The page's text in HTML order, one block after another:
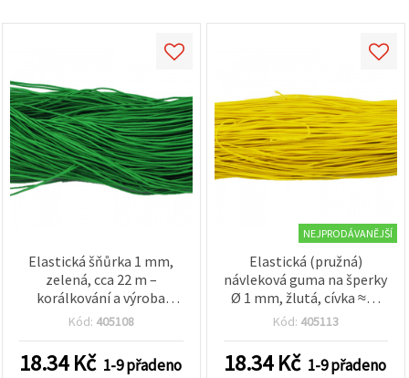
Elastická šňůrka 1 mm,
zelená, cca 22 m –
korálkování a výroba
šperků
Kód: 405108
18.34Kč 1-9 přadeno
NEJPRODÁVANĚJŠÍ
Elastická (pružná)
návleková guma na šperky
Ø 1 mm, žlutá, cívka ≈22
m – pro náramky,
korálků a ruční tvoření
Kód: 405113
18.34Kč 1-9 přadeno